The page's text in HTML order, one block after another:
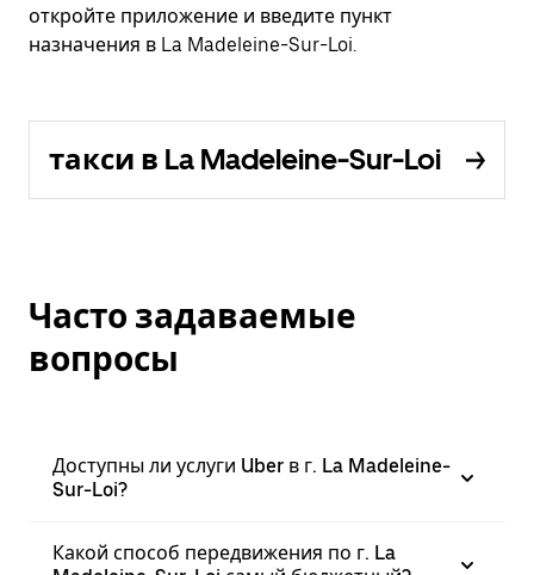
откройте приложение и введите пункт
назначения в La Madeleine-Sur-Loi.
такси в La Madeleine-Sur-Loi
Часто задаваемые
вопросы
Доступны ли услуги Uber в г. La Madeleine-
Sur-Loi?
Какой способ передвижения по г. La